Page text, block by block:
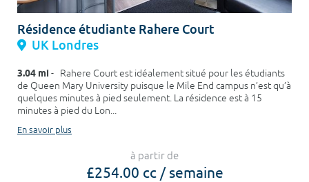
Résidence étudiante Rahere Court
UK Londres
3.04 mi - Rahere Court est idéalement situé pour les étudiants
de Queen Mary University puisque le Mile End campus n’est qu’à
quelques minutes à pied seulement. La résidence est à 15
minutes à pied du Lon...
En savoir plus
à partir de
£254.00 cc / semaine